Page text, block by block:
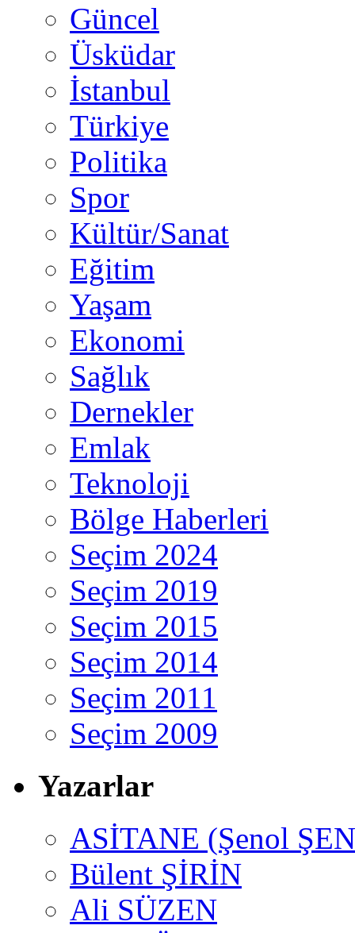
Güncel
Üsküdar
İstanbul
Türkiye
Politika
Spor
Kültür/Sanat
Eğitim
Yaşam
Ekonomi
Sağlık
Dernekler
Emlak
Teknoloji
Bölge Haberleri
Seçim 2024
Seçim 2019
Seçim 2015
Seçim 2014
Seçim 2011
Seçim 2009
Yazarlar
ASİTANE (Şenol
Bülent ŞİRİN
Ali SÜZEN